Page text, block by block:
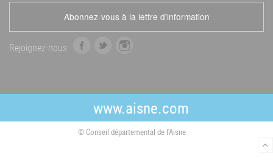
Abonnez-vous à la lettre d'information
Rejoignez-nous
b
o
t
e
r
a
g
r
a
www.aisne.com
© Conseil départemental de l'Aisne